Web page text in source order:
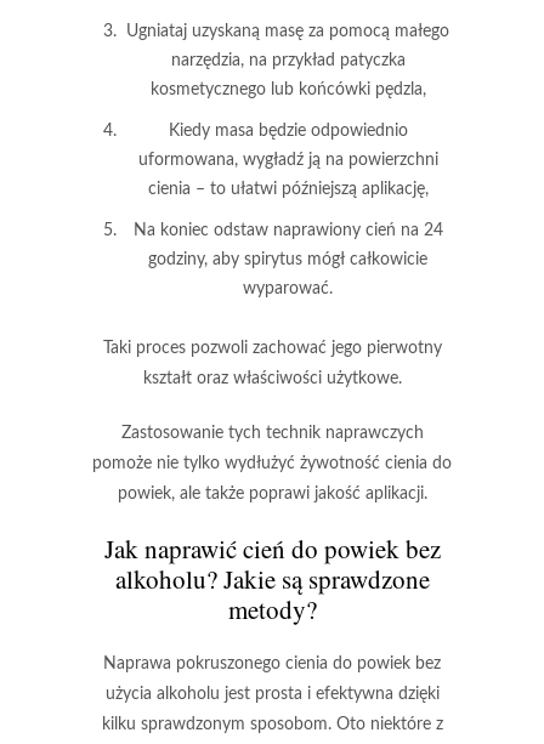
Ugniataj uzyskaną masę za pomocą małego
narzędzia, na przykład patyczka
kosmetycznego lub końcówki pędzla,
Kiedy masa będzie odpowiednio
uformowana, wygładź ją na powierzchni
cienia – to ułatwi późniejszą aplikację,
Na koniec odstaw naprawiony cień na 24
godziny, aby spirytus mógł całkowicie
wyparować.
Taki procespozwoli zachować jego pierwotny
kształt oraz właściwości użytkowe.
Zastosowanie tych technik naprawczych
pomoże nie tylko wydłużyć żywotność cienia do
powiek, ale także poprawi jakość aplikacji.
Jak naprawić cień do powiek bez
alkoholu? Jakie są sprawdzone
metody?
Naprawa pokruszonego cienia do powiek bez
użycia alkoholu jest prosta i efektywna dzięki
kilku sprawdzonym sposobom. Oto niektóre z